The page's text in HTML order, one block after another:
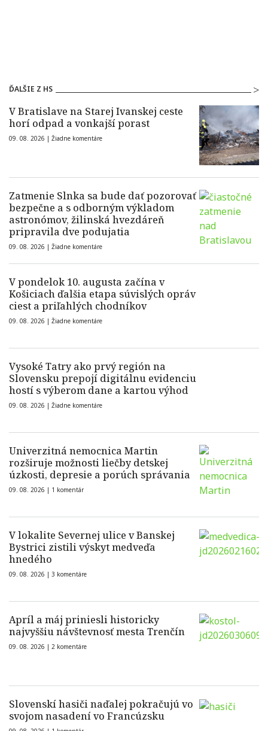
ĎALŠIE Z HS
V Bratislave na Starej Ivanskej ceste
horí odpad a vonkajší porast
09. 08. 2026 | Žiadne komentáre
Zatmenie Slnka sa bude dať pozorovať
bezpečne a s odborným výkladom
astronómov, žilinská hvezdáreň
pripravila dve podujatia
09. 08. 2026 | Žiadne komentáre
V pondelok 10. augusta začína v
Košiciach ďalšia etapa súvislých opráv
ciest a priľahlých chodníkov
09. 08. 2026 | Žiadne komentáre
Vysoké Tatry ako prvý región na
Slovensku prepojí digitálnu evidenciu
hostí s výberom dane a kartou výhod
09. 08. 2026 | Žiadne komentáre
Univerzitná nemocnica Martin
rozširuje možnosti liečby detskej
úzkosti, depresie a porúch správania
09. 08. 2026 | 1 komentár
V lokalite Severnej ulice v Banskej
Bystrici zistili výskyt medveďa
hnedého
09. 08. 2026 | 3 komentáre
Apríl a máj priniesli historicky
najvyššiu návštevnosť mesta Trenčín
09. 08. 2026 | 2 komentáre
Slovenskí hasiči naďalej pokračujú vo
svojom nasadení vo Francúzsku